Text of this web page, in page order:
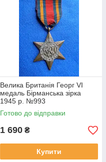
Велика Британія Георг VI
медаль Бірманська зірка
1945 р. №993
Готово до відправки
1 690 ₴
Купити